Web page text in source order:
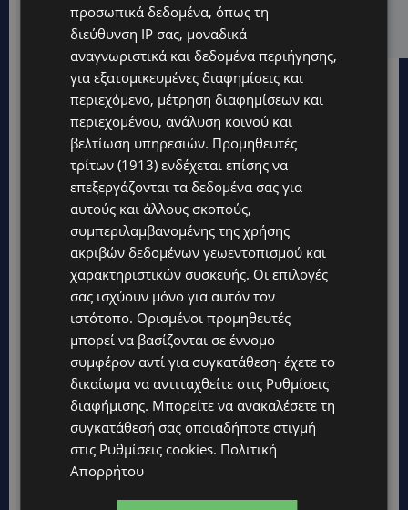
του 27χρονου – Φέρεται να παραπλάνησε την
Αστυνομία
Topics
UPDATES
ΤΑΣΟΣ ΧΑΤΖΗΓΙΟΒΑΝΗΣ: Η συγκλονιστική ιστορία του
12χρονου Δημήτρη και η δωρεά των 12.500 ευρώ που του
έδωσε ελπίδα
προσωπικά δεδομένα, όπως τη
διεύθυνση IP σας, μοναδικά
αναγνωριστικά και δεδομένα περιήγησης,
για εξατομικευμένες διαφημίσεις και
περιεχόμενο, μέτρηση διαφημίσεων και
περιεχομένου, ανάλυση κοινού και
βελτίωση υπηρεσιών. Προμηθευτές
τρίτων (1913) ενδέχεται επίσης να
επεξεργάζονται τα δεδομένα σας για
αυτούς και άλλους σκοπούς,
συμπεριλαμβανομένης της χρήσης
ακριβών δεδομένων γεωεντοπισμού και
χαρακτηριστικών συσκευής. Οι επιλογές
σας ισχύουν μόνο για αυτόν τον
ιστότοπο. Ορισμένοι προμηθευτές
μπορεί να βασίζονται σε έννομο
συμφέρον αντί για συγκατάθεση· έχετε το
δικαίωμα να αντιταχθείτε στις Ρυθμίσεις
διαφήμισης. Μπορείτε να ανακαλέσετε τη
συγκατάθεσή σας οποιαδήποτε στιγμή
στις Ρυθμίσεις cookies. Πολιτική
Απορρήτου